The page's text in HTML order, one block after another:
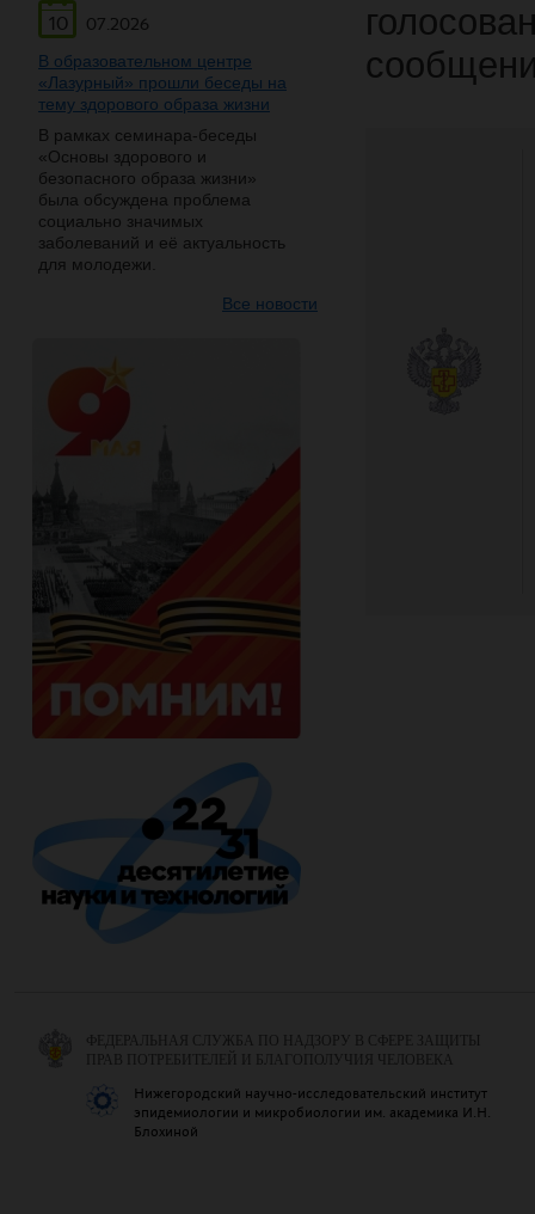
10
07.2026
В образовательном центре
«Лазурный» прошли беседы на
тему здорового образа жизни
В рамках семинара-беседы
«Основы здорового и
безопасного образа жизни»
была обсуждена проблема
социально значимых
заболеваний и её актуальность
для молодежи.
Все новости
ФЕДЕРАЛЬНАЯ СЛУЖБА ПО НАДЗОРУ В СФЕРЕ ЗАЩИТЫ
ПРАВ ПОТРЕБИТЕЛЕЙ И БЛАГОПОЛУЧИЯ ЧЕЛОВЕКА
Нижегородский научно-исследовательский институт
эпидемиологии и микробиологии им. академика И.Н.
Блохиной